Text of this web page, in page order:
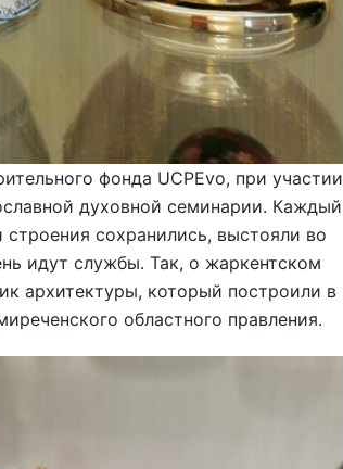
фонда UCPEvo, при участии
духовной семинарии. Каждый
сохранились, выстояли во
идут службы. Так, о жаркентском
архитектуры, который построили в
областного правления.